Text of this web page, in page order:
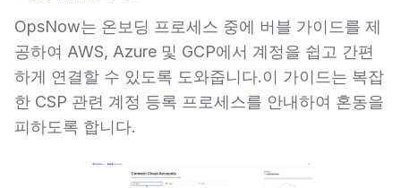
OpsNow는 온보딩 프로세스 중에 버블 가이드를 제
공하여 AWS, Azure 및 GCP에서 계정을 쉽고 간편
하게 연결할 수 있도록 도와줍니다.이 가이드는 복잡
한 CSP 관련 계정 등록 프로세스를 안내하여 혼동을
피하도록 합니다.